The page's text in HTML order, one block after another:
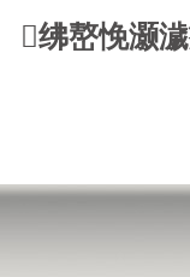
绋嶅悗灏